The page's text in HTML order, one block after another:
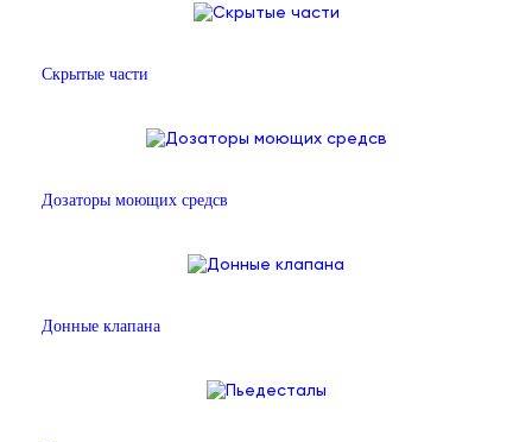
Скрытые части
Дозаторы моющих средсв
Донные клапана